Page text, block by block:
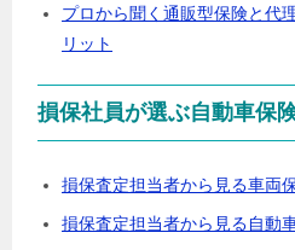
プロから聞く通販型保険と代
リット
損保社員が選ぶ自動車保
損保査定担当者から見る車両
損保査定担当者から見る自動